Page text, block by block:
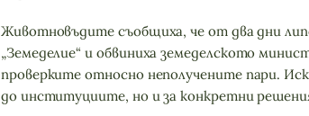
Животновъдите съобщиха, че от два дни
„Земеделие“ и обвиниха земеделското
проверките относно неполучените пари.
до институциите, но и за конкретни